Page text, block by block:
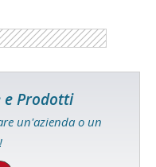
e Prodotti
un'azienda o un